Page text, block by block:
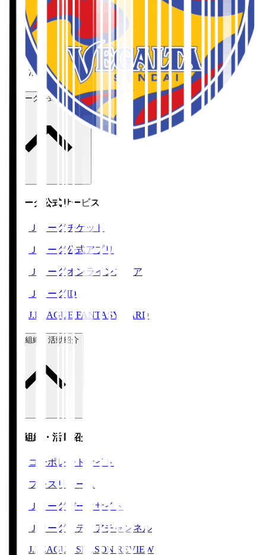
ホーム
ベガルタ仙台
湯谷 杏吏
Ｊリーグ公式サービス
Ｊリーグ公式サービス
Ｊリーグチケット
Ｊリーグ公式アプリ
Ｊリーグオンラインストア
ＪリーグID
J.LEAGUE FANTASY CARD
運営組織・活動紹介
運営組織・活動紹介
コーポレートサイト
プレスリリース
Ｊリーグデータサイト
Ｊリーグメディアチャンネル
J.LEAGUE SEASON REVIEW